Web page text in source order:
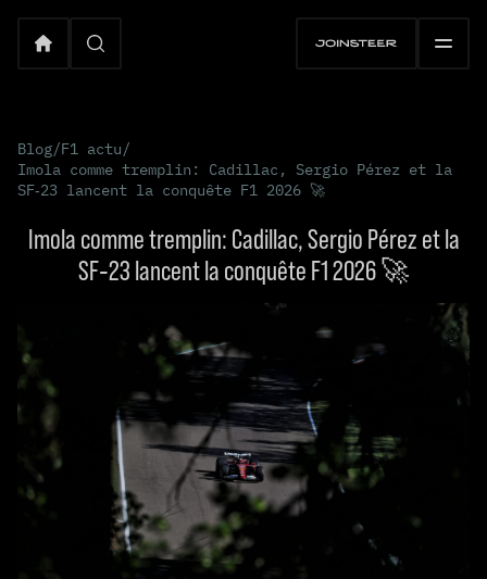
Blog/F1 actu/
Imola comme tremplin: Cadillac, Sergio Pérez et la
SF‑23 lancent la conquête F1 2026 🚀
Imola comme tremplin: Cadillac, Sergio Pérez et la
SF‑23 lancent la conquête F1 2026 🚀